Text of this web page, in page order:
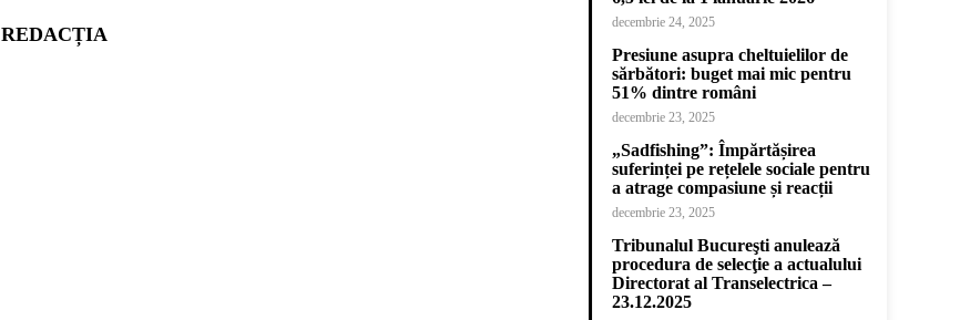
REDACȚIA
decembrie 24, 2025
Presiune asupra cheltuielilor de
sărbători: buget mai mic pentru
51% dintre români
decembrie 23, 2025
„Sadfishing”: Împărtășirea
suferinței pe rețelele sociale pentru
a atrage compasiune și reacții
decembrie 23, 2025
Tribunalul Bucureşti anulează
procedura de selecţie a actualului
Directorat al Transelectrica –
23.12.2025